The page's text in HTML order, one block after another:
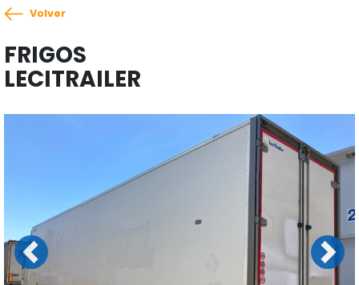
Volver
FRIGOS
LECITRAILER
Previous Next